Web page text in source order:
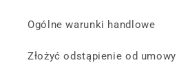
Ogólne warunki handlowe
Złożyć odstąpienie od umowy